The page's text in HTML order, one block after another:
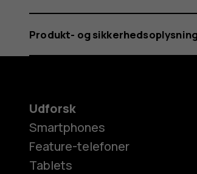
Produkt- og
Udforsk
Smartphones
Feature-telefoner
Tablets